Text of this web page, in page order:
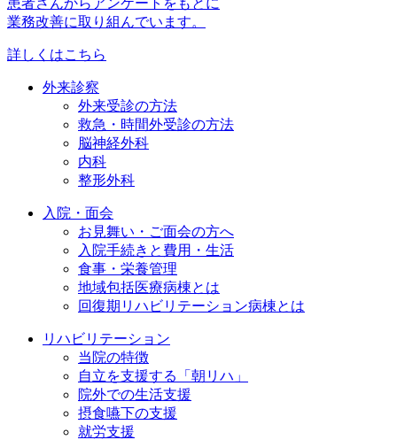
業務改善に取り組んでいます。
詳しくはこちら
外来診察
外来受診の方法
救急・時間外受診の方法
脳神経外科
内科
整形外科
入院・面会
お見舞い・ご面会の方へ
入院手続きと費用・生活
食事・栄養管理
地域包括医療病棟とは
回復期リハビリテーション病棟とは
リハビリテーション
当院の特徴
自立を支援する「朝リハ」
院外での生活支援
摂食嚥下の支援
就労支援